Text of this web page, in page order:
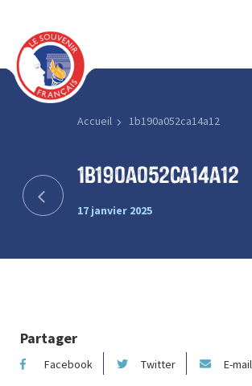
Accueil 1b190a052ca14a12
1b190a052ca14a12
17 janvier 2025
Partager
Facebook Twitter E-mail